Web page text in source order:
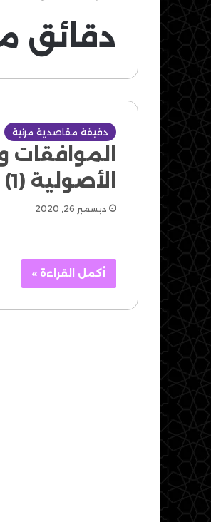
دقائق
دقيقة مقاصدية مرئية
الموافقات
الأصولية (1)
ديسمبر 26, 2020
أكمل القراءة »